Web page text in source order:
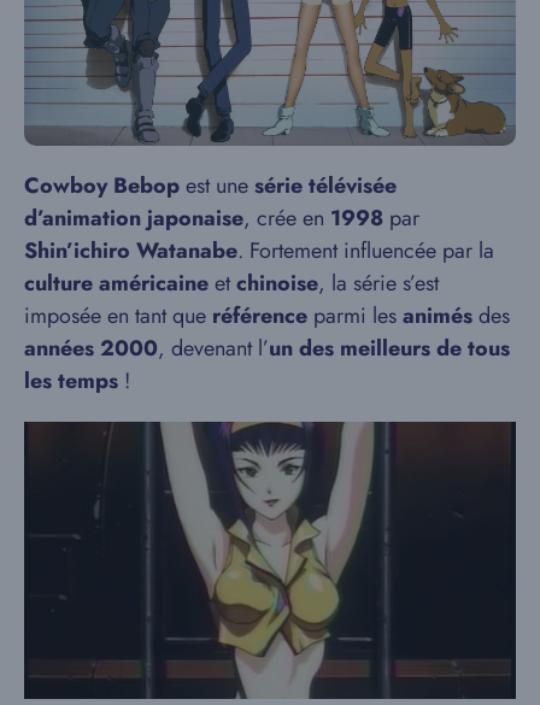
Cowboy Bebopest unesérie télévisée
d’animation japonaise, crée en 1998 par
Shin’ichiro Watanabe. Fortement influencée par la
culture américaineetchinoise, la série s’est
imposée en tant que référence parmi lesanimésdes
années 2000, devenant l’un des meilleurs de tous
les temps !